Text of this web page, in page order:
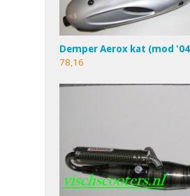
Demper Aerox kat (mod
78,16